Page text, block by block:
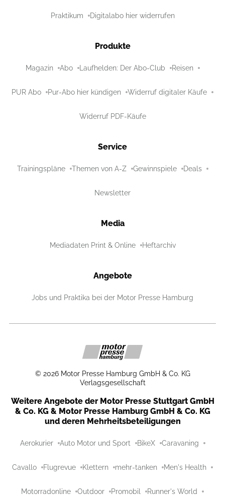
Praktikum Digitalabo hier widerrufen
Produkte
Magazin Abo Laufhelden: Der Abo-Club Reisen
PUR Abo Pur-Abo hier kündigen Widerruf digitaler Käufe
Widerruf PDF-Käufe
Service
Trainingspläne Themen von A-Z Gewinnspiele Deals
Newsletter
Media
Mediadaten Print & Online Heftarchiv
Angebote
Jobs und Praktika bei der Motor Presse Hamburg
© 2026 Motor Presse Hamburg GmbH & Co. KG
Verlagsgesellschaft
Weitere Angebote der Motor Presse Stuttgart GmbH
& Co. KG & Motor Presse Hamburg GmbH & Co. KG
und deren Mehrheitsbeteiligungen
Aerokurier Auto Motor und Sport BikeX Caravaning
Cavallo Flugrevue Klettern mehr-tanken Men's Health
Motorradonline Outdoor Promobil Runner's World